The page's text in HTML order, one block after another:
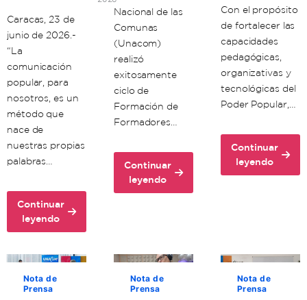
Caracas, 23 de
junio de 2026.-
“La
comunicación
popular, para
nosotros, es un
método que
nace de
nuestras propias
palabras…
Continuar
leyendo
about
Comuna
Simón
Bolívar
adopta
Nacional de las
Comunas
(Unacom)
realizó
exitosamente
ciclo de
Formación de
Formadores…
Continuar
leyendo
about
Unacon
de
Formación
de
Con el propósito
de fortalecer las
capacidades
pedagógicas,
organizativas y
tecnológicas del
Poder Popular,…
Continuar
leyendo
about
Unacom
de
sus
formadores
Nota de
Prensa
Nota de
Prensa
Nota de
Prensa